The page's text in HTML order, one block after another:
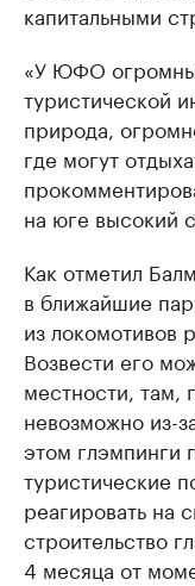
капитальными
«У ЮФО
туристической
природа,
где могут
на юге высокий
Как отметил
в ближайшие
из локомотивов
Возвести его
местности, там,
невозможно из-
этом глэмпинги
туристические
реагировать на
строительство
4 месяца от